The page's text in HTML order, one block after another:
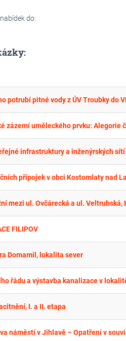
do:
potrubí pitné vody z ÚV Troubky do
zázemí uměleckého prvku: Alegorie
infrastruktury a inženýrských sítí
přípojek v obci Kostomlaty nad
FILIPOV
Domamil, lokalita sever
řádu a výstavba kanalizace v
I. a II. etapa
náměstí v Jihlavě – Opatření v